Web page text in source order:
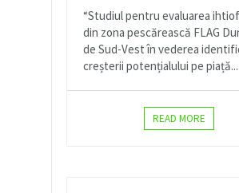
“Studiul pentru evaluarea
din zona pescărească FLAG
de Sud-Vest în vederea
creșterii potențialului pe piață...
READ MORE